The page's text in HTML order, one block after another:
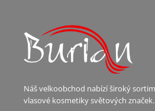
Náš velkoobchod nabízí široký
vlasové kosmetiky světových značek.